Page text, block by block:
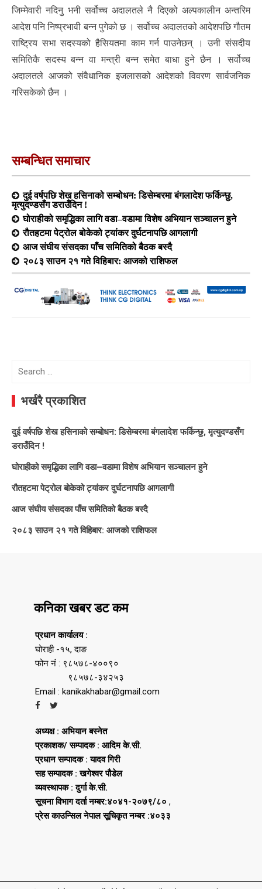
जिम्मेवारी नदिनु भनी सर्वोच्च अदालतले नै दिएको अल्पकालीन अन्तरिम
आदेश पनि निष्प्रभावी बन्न पुगेको छ । सर्वोच्च अदालतको आदेशपछि गौतम
राष्ट्रिय सभा सदस्यको हैसियतमा काम गर्न पाउनेछन् । उनी संसदीय
समितिकै सदस्य बन्न वा मन्त्री बन्न समेत बाधा हुने छैन । सर्वोच्च
अदालतले आजको संवैधानिक इजलासको आदेशको विवरण सार्वजनिक
गरिसकेको छैन ।
सम्बन्धित समाचार
दुई वर्षपछि शेख हसिनाको सम्बोधन: डिसेम्बरमा बंगलादेश फर्किन्छु,
मृत्युदण्डसँग डराउँदिन !
घोराहीको समृद्धिका लागि वडा–वडामा विशेष अभियान सञ्चालन हुने
रौतहटमा पेट्रोल बोकेको ट्यांकर दुर्घटनापछि आगलागी
आज संघीय संसदका पाँच समितिको बैठक बस्दै
२०८३ साउन २१ गते विहिबार: आजको राशिफल
Search
भर्खरै प्रकाशित
दुई वर्षपछि शेख हसिनाको सम्बोधन: डिसेम्बरमा बंगलादेश फर्किन्छु, मृत्युदण्डसँग
डराउँदिन !
घोराहीको समृद्धिका लागि वडा–वडामा विशेष अभियान सञ्चालन हुने
रौतहटमा पेट्रोल बोकेको ट्यांकर दुर्घटनापछि आगलागी
आज संघीय संसदका पाँच समितिको बैठक बस्दै
२०८३ साउन २१ गते विहिबार: आजको राशिफल
कनिका खबर डट कम
प्रधान कार्यालय :
घोराही -१५, दाङ
फोन नं : ९८५७८-४००९०
९८५७८-३४२५३
Email : kanikakhabar@gmail.com
अध्यक्ष : अभियान बस्नेत
प्रकाशक/ सम्पादक : आदिम के.सी.
प्रधान सम्पादक : यादव गिरी
सह सम्पादक : खगेश्वर पौडेल
व्यवस्थापक : दुर्गा के.सी.
सूचना विभाग दर्ता नम्बर:४०४१-२०७९/८० ,
प्रेस काउन्सिल नेपाल सूचिकृत नम्बर :४०३३